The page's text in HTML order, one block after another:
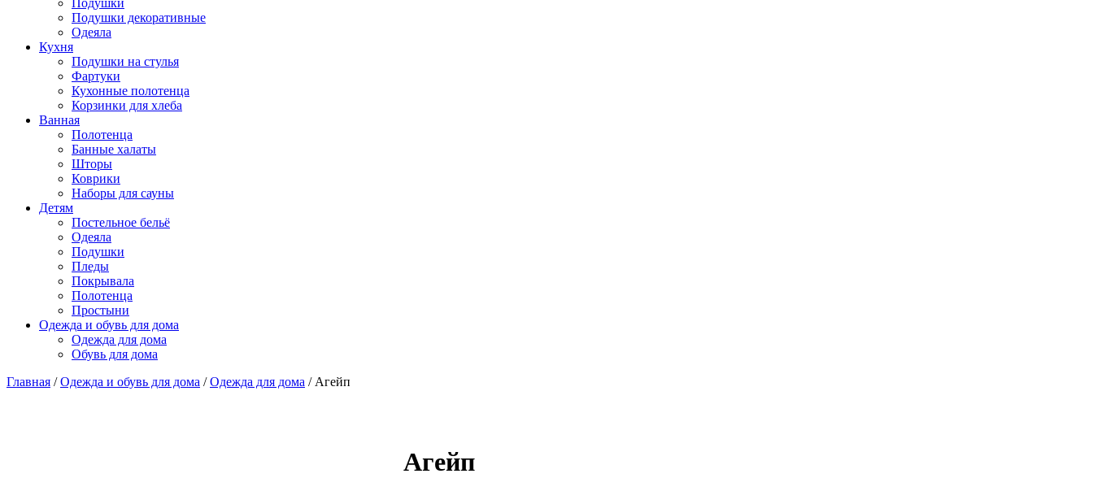
Подушки
Подушки декоративные
Одеяла
Кухня
Подушки на стулья
Фартуки
Кухонные полотенца
Корзинки для хлеба
Ванная
Полотенца
Банные халаты
Шторы
Коврики
Наборы для сауны
Детям
Постельное бельё
Одеяла
Подушки
Пледы
Покрывала
Полотенца
Простыни
Одежда и обувь для дома
Одежда для дома
Обувь для дома
Главная /Одежда и обувь для дома /Одежда для дома / Агейп
Агейп